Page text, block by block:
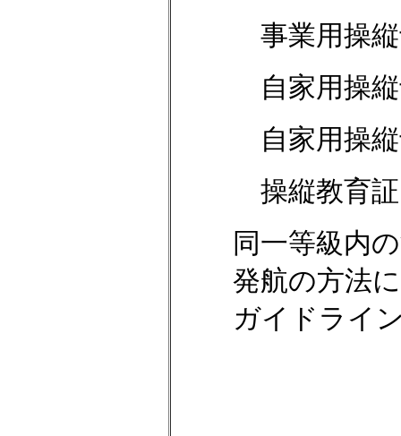
事業用操
自家用操
自家用操
操縦教育
同一等級内
発航の方法
ガイドライ